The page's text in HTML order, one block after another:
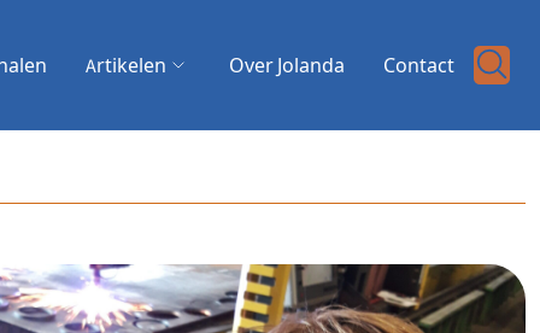
Artikelen Over Jolanda Contact